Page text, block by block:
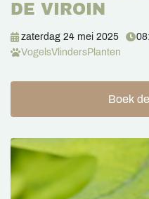
DE VIROIN
zaterdag 24 mei 2025
VogelsVlindersPlanten
Boek